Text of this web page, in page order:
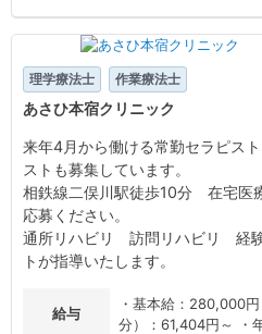
理学療法士 作業療法士
あさひ本宿クリニック
来年4月から働ける常勤セラピス
ストも募集しています。
相鉄線二俣川駅徒歩10分 在宅医
応募ください。
通所リハビリ 訪問リハビリ 経
トが指導いたします。
給与
・基本給：280,000
分）：61,404円～ ・